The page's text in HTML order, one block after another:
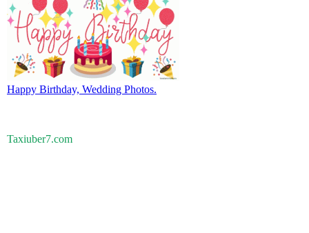
Happy Birthday, Wedding Photos.
Taxiuber7.com